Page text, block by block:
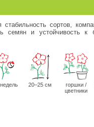
сортов,
семян и устойчивость к
20–25 см
горшки /
цветники